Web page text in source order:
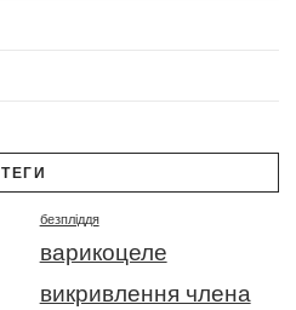
ТЕГИ
безпліддя
варикоцеле
викривлення члена